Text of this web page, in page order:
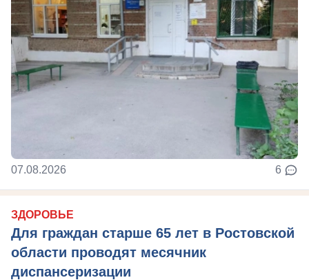
07.08.2026 6
ЗДОРОВЬЕ
Для граждан старше 65 лет в Ростовской
области проводят месячник
диспансеризации